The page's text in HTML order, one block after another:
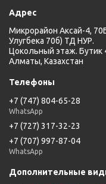
Микрорайон Аксай-4,
Улугбека 70б) ТД НУР.
Цокольный этаж. Бутик
Алматы, Казахстан
+7 (747) 804-65-28
WhatsApp
+7 (727) 317-32-23
+7 (707) 997-87-04
WhatsApp